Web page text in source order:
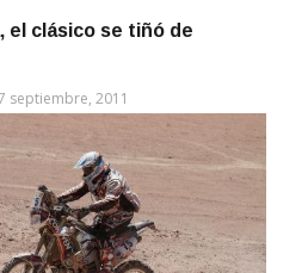
el clásico se tiñó de
septiembre, 2011